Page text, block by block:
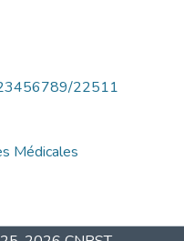
22511
Médicales